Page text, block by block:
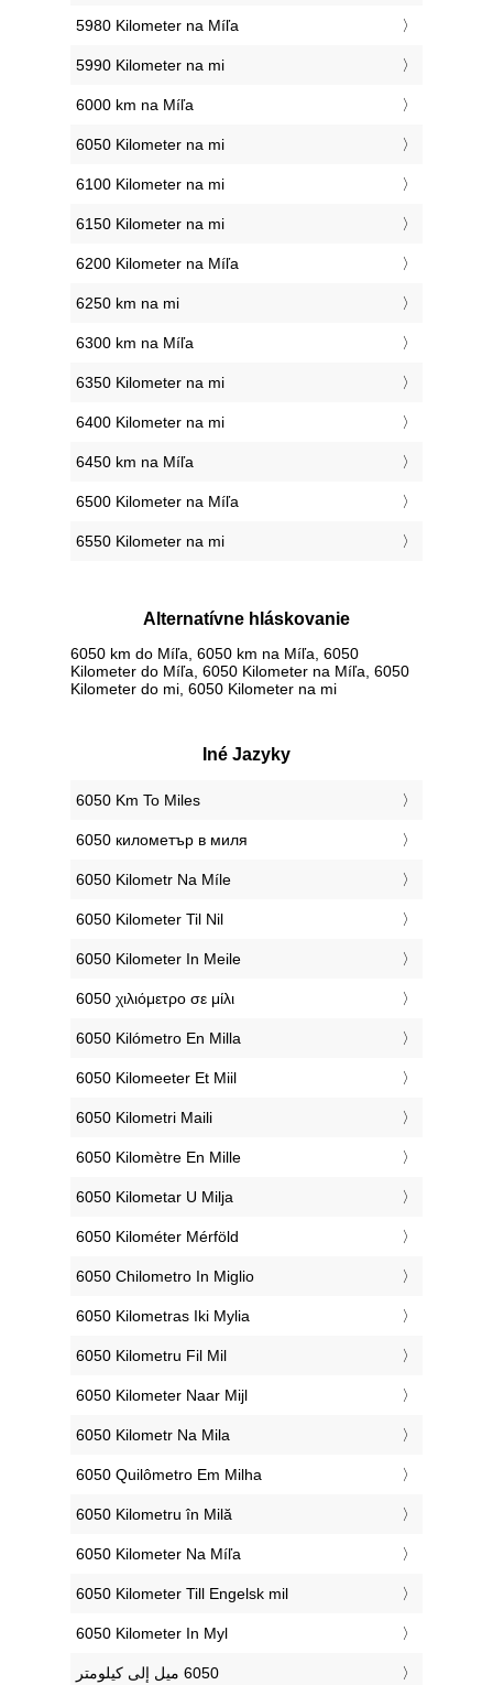
5980 Kilometer na Míľa
5990 Kilometer na mi
6000 km na Míľa
6050 Kilometer na mi
6100 Kilometer na mi
6150 Kilometer na mi
6200 Kilometer na Míľa
6250 km na mi
6300 km na Míľa
6350 Kilometer na mi
6400 Kilometer na mi
6450 km na Míľa
6500 Kilometer na Míľa
6550 Kilometer na mi
Alternatívne hláskovanie
6050 km do Míľa, 6050 km na Míľa, 6050
Kilometer do Míľa, 6050 Kilometer na Míľa, 6050
Kilometer do mi, 6050 Kilometer na mi
Iné Jazyky
‎6050 Km To Miles
‎6050 километър в миля
‎6050 Kilometr Na Míle
‎6050 Kilometer Til Nil
‎6050 Kilometer In Meile
‎6050 χιλιόμετρο σε μίλι
‎6050 Kilómetro En Milla
‎6050 Kilomeeter Et Miil
‎6050 Kilometri Maili
‎6050 Kilomètre En Mille
‎6050 Kilometar U Milja
‎6050 Kilométer Mérföld
‎6050 Chilometro In Miglio
‎6050 Kilometras Iki Mylia
‎6050 Kilometru Fil Mil
‎6050 Kilometer Naar Mijl
‎6050 Kilometr Na Mila
‎6050 Quilômetro Em Milha
‎6050 Kilometru în Milă
‎6050 Kilometer Na Míľa
‎6050 Kilometer Till Engelsk mil
‎6050 Kilometer In Myl